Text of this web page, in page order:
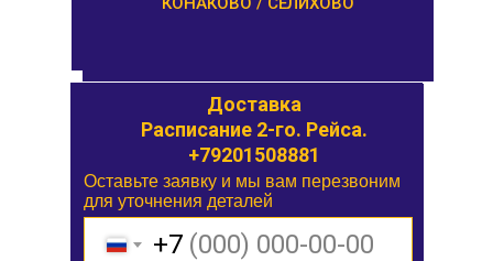
Оставьте заявку и мы вам перезвоним
для уточнения деталей
+7
Доставка
Расписание 1-го. Рейса.
Оставьте заявку и мы вам перезвоним
для уточнения деталей
+7
Доставка
Расписание 2-го. Рейса.
+79201508881